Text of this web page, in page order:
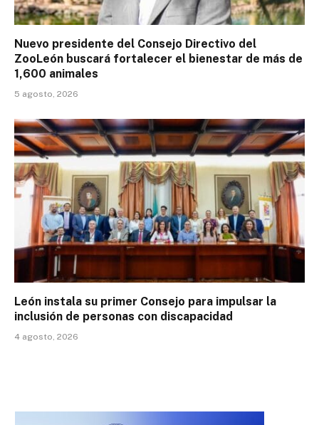
Nuevo presidente del Consejo Directivo del
ZooLeón buscará fortalecer el bienestar de más de
1,600 animales
5 agosto, 2026
León instala su primer Consejo para impulsar la
inclusión de personas con discapacidad
4 agosto, 2026